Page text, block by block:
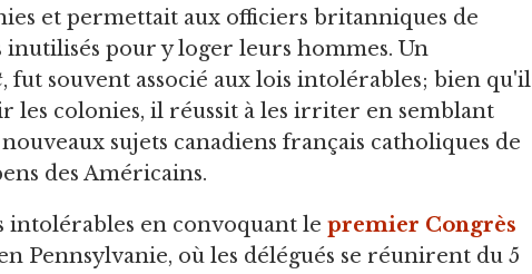
et permettait aux officiers britanniques de
pour y loger leurs hommes. Un
, fut souvent associé aux lois intolérables; bien qu'il
les colonies, il réussit à les irriter en semblant
sujets canadiens français catholiques de
des Américains.
intolérables en convoquant le premier Congrès
Pennsylvanie, où les délégués se réunirent du 5